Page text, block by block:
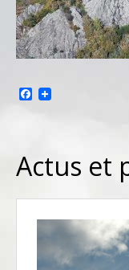
Facebook
Actus et